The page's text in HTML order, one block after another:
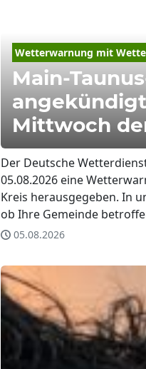
Wetterwarnung mit
Main-
Mittwoch
Der Deutsche
05.08.2026 eine
Kreis herausgegeben. In
ob Ihre Gemeinde
05.08.2026